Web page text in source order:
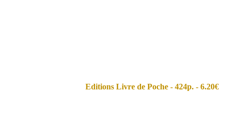
Editions Livre de Poche - 424p. - 6.20€